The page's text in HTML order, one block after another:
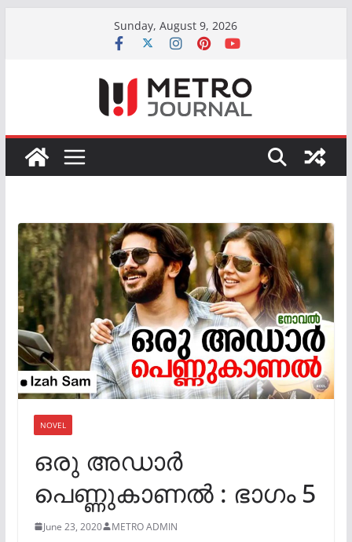
Sunday, August 9, 2026
NOVEL
ഒരു അഡാർ
പെണ്ണുകാണൽ : ഭാഗം 5
June 23, 2020 METRO ADMIN